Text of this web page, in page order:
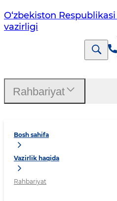
O‘zbеkiston
vаzirligi
Bosh sahifa
Vazirlik haqida
Rahbariyat
Rahbariyat